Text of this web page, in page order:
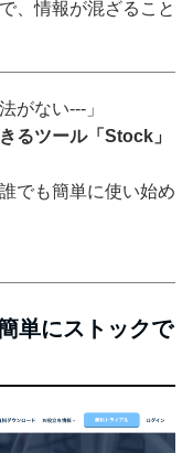
、情報が混ざること
がない---」
るツール「Stock」
でも簡単に使い始め
単にストックで